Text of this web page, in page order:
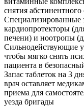
снятия
Специализированные
кардиопротекторы
печени) и ноотропы
Сильнодействующие
чтобы мягко снять
пациента в
Запас таблеток на 3
врач оставляет
приема для
уезда бригады